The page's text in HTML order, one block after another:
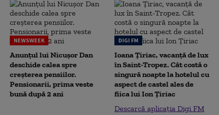
NEWSWEEK
Anunțul lui Nicușor Dan
deschide calea spre
creșterea pensiilor.
Pensionarii, prima veste
bună după 2 ani
DIGI FM
Ioana Țiriac, vacanță de lux
în Saint-Tropez. Cât costă o
singură noapte la hotelul cu
aspect de castel ales de
fiica lui Ion Țiriac
Descarcă aplicația Digi FM